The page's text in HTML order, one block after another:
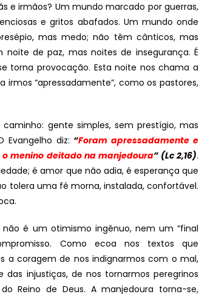
e irmãos? Um mundo marcado por guerras,
e gritos abafados. Um mundo onde
mas medo; não têm cânticos, mas
de paz, mas noites de insegurança. É
torna provocação. Esta noite nos chama a
irmos “apressadamente”, como os pastores,
gente simples, sem prestígio, mas
diz: “Foram apressadamente e
menino deitado na manjedoura” (Lc 2,16).
é amor que não adia, é esperança que
tolera uma fé morna, instalada, confortável.
não é um otimismo ingênuo, nem um “final
Como ecoa nos textos que
a coragem de nos indignarmos com o mal,
injustiças, de nos tornarmos peregrinos
Reino de Deus. A manjedoura torna-se,